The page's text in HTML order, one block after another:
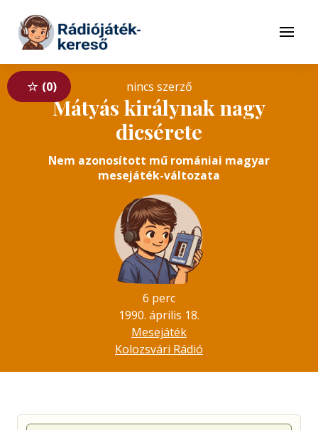
Tovább a tartalomhoz
Menü
0 nincs szerző
Mátyás királynak nagy
dicsérete
Nem azonosított mű romániai magyar
mesejáték-változata
6 perc
1990. április 18.
Mesejáték
Kolozsvári Rádió